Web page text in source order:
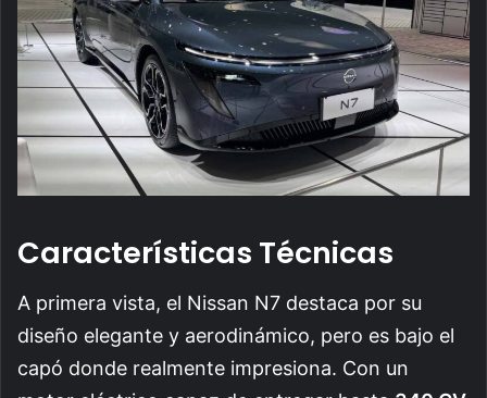
Características Técnicas
A primera vista, el Nissan N7 destaca por su
diseño elegante y aerodinámico, pero es bajo el
capó donde realmente impresiona. Con un